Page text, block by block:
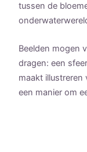
tussen de
Beelden mogen
dragen: een
maakt illustreren
een manier om